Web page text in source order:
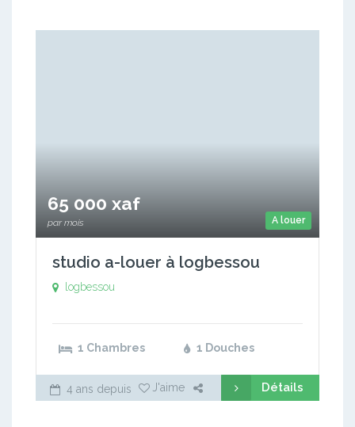
A louer
65 000 xaf
par mois
studio a-louer à logbessou
logbessou
1 Chambres 1 Douches
4 ans depuis J'aime Détails